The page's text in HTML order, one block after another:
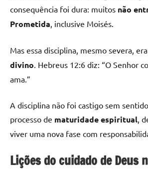
consequência foi dura: muitos não
Prometida, inclusive Moisés.
Mas essa disciplina, mesmo severa, era
divino. Hebreus 12:6 diz: “O Senhor
ama.”
A disciplina não foi castigo sem
processo de maturidade espiritual,
viver uma nova fase com
Lições do cuidado de Deus